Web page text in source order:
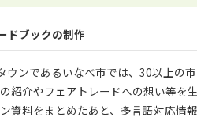
ドブックの制作
ウンであるいなべ市では、30以上の
紹介やフェアトレードへの想い等を
資料をまとめたあと、多言語対応